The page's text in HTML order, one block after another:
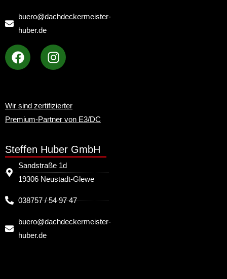
buero@dachdeckermeister-
huber.de
Wir sind zertifizierter
Premium-Partner von E3/DC
Steffen Huber GmbH
Sandstraße 1d
19306 Neustadt-Glewe
038757 / 54 97 47
buero@dachdeckermeister-
huber.de